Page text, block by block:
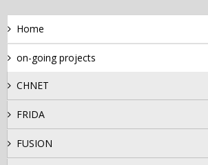
Home
on-going projects
CHNET
FRIDA
FUSION